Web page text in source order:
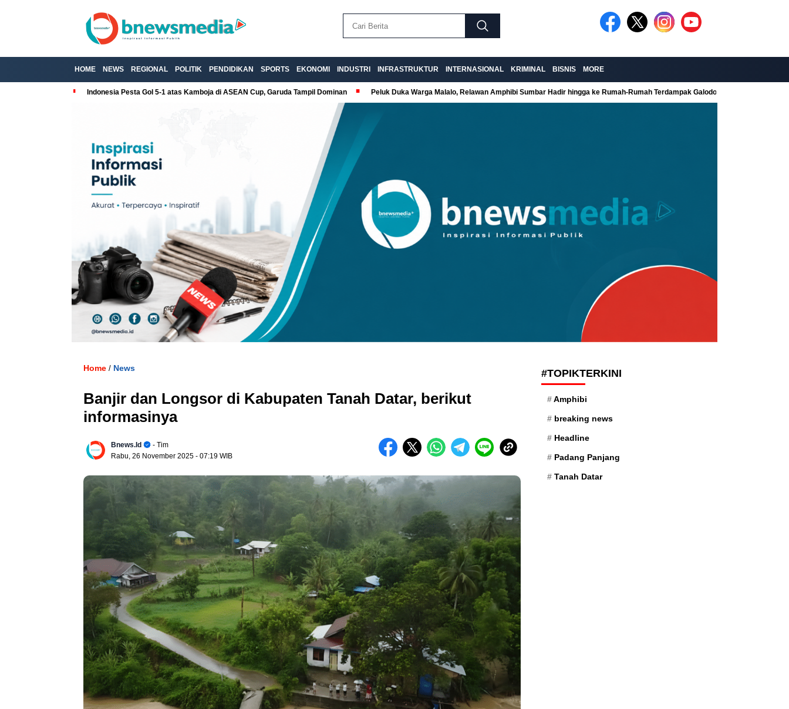
HOME NEWS REGIONAL POLITIK PENDIDIKAN SPORTS EKONOMI INDUSTRI INFRASTRUKTUR INTERNASIONAL KRIMINAL BISNIS MORE
Indonesia Pesta Gol 5-1 atas Kamboja di ASEAN Cup, Garuda Tampil Dominan Peluk Duka Warga Malalo, Relawan Amphibi Sumbar Hadir hingga ke Rumah-Rumah Terdampak Galodo
Home / News
Banjir dan Longsor di Kabupaten Tanah Datar, berikut
informasinya
Bnews.id
- Tim
Rabu, 26 November 2025 - 07:19 WIB
#TOPIKTERKINI
Amphibi
breaking news
Headline
Padang Panjang
Tanah Datar